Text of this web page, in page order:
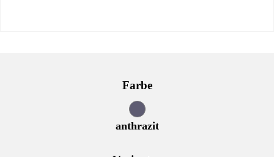
Farbe
anthrazit